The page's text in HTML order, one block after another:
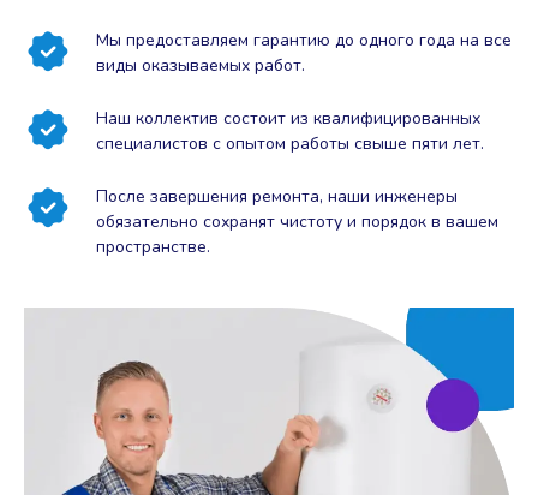
Мы предоставляем гарантию до одного года на все
виды оказываемых работ.
Наш коллектив состоит из квалифицированных
специалистов с опытом работы свыше пяти лет.
После завершения ремонта, наши инженеры
обязательно сохранят чистоту и порядок в вашем
пространстве.